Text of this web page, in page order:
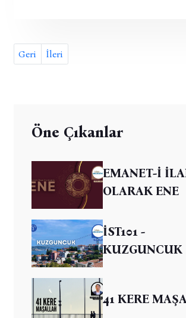
Geri İleri
Öne Çıkanlar
EMANET-İ
OLARAK ENE
İST101 -
KUZGUNCUK
41 KERE